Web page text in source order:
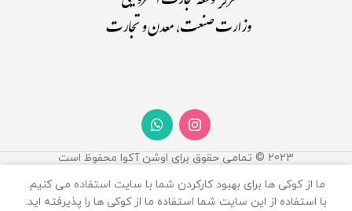
2023 © تمامی حقوق برای اوشن آکوا محفوظ است
ما از کوکی ها برای بهبود کارکردن شما با سایت استفاده می کنیم.
با استفاده از این سایت شما استفاده ما از کوکی ها را پذیرفته اید.
0